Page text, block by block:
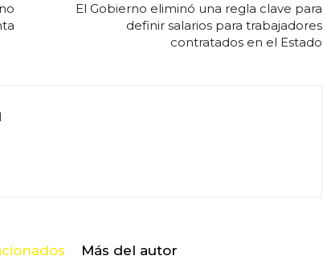
El Gobierno eliminó una regla clave para
definir salarios para trabajadores
contratados en el Estado
Más del autor